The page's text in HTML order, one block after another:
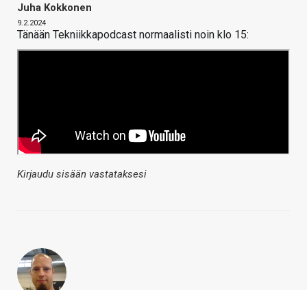
Juha Kokkonen
9.2.2024
Tänään Tekniikkapodcast normaalisti noin klo 15:
Kirjaudu sisään vastataksesi